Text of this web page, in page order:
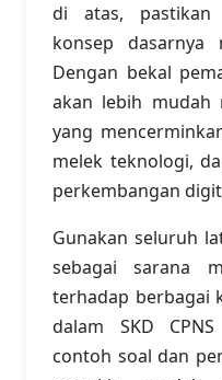
di atas, pastikan
konsep dasarnya
Dengan bekal
akan lebih mudah
yang
melek teknologi,
perkembangan
Gunakan seluruh
sebagai sarana
terhadap berbagai
dalam SKD
contoh soal dan